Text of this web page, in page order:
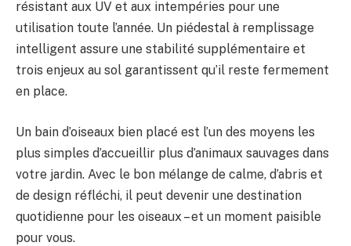
résistant aux UV et aux intempéries pour une
utilisation toute l’année. Un piédestal à remplissage
intelligent assure une stabilité supplémentaire et
trois enjeux au sol garantissent qu’il reste fermement
en place.
Un bain d’oiseaux bien placé est l’un des moyens les
plus simples d’accueillir plus d’animaux sauvages dans
votre jardin. Avec le bon mélange de calme, d’abris et
de design réfléchi, il peut devenir une destination
quotidienne pour les oiseaux – et un moment paisible
pour vous.